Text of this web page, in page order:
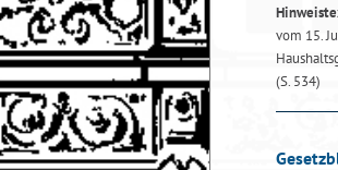
vom 15.
(S. 534)